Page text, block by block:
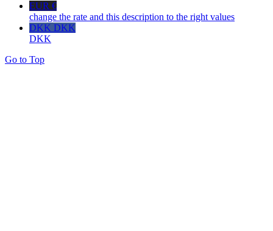
EUR €
change the rate and this description to the right values
DKK DKK
DKK
Go to Top